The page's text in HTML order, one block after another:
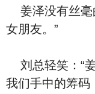
姜泽没有丝毫
女朋友。”
刘总轻笑：“
我们手中的筹码